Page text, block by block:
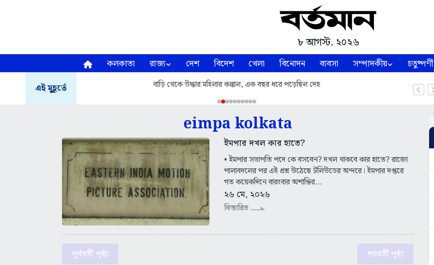
৮ আগস্ট, ২০২৬
কলকাতা রাজ্য দেশ বিদেশ খেলা বিনোদন ব্যবসা সম্পাদকীয় চতুষ্পর্ণী
এই মুহূর্তে বাড়ি থেকে উদ্ধার মহিলার কঙ্কাল, এক বছর ধরে পড়েছিল দেহ
eimpa kolkata
ইমপার দখল কার হাতে?
• ইমপার সভাপতি পদে কে বসবেন? দখল থাকবে কার হাতে? রাজ্যে
পালাবদলের পর এই প্রশ্ন উঠেছে টলিউডের অন্দরে। ইমপার দপ্তরে
গত কয়েকদিনে বারংবার অশান্তির...
২৬ মে, ২০২৬
বিস্তারিত
পূর্ববর্তী পৃষ্ঠা পরবর্তী পৃষ্ঠা